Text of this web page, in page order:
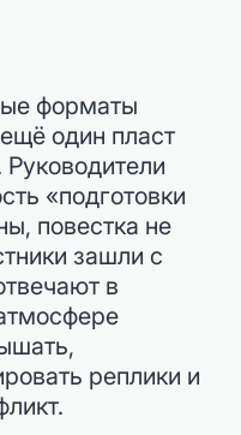
форматы
один пласт
«подготовки
повестка не
зашли с
в
реплики и